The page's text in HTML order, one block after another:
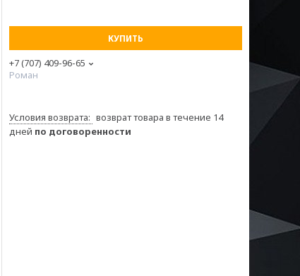
КУПИТЬ
+7 (707) 409-96-65
Роман
возврат товара в течение 14
дней по договоренности